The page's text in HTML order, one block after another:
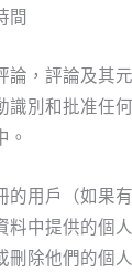
間
論，評論及其
識別和批准任
的用戶（如果
料中提供的個
刪除他們的個